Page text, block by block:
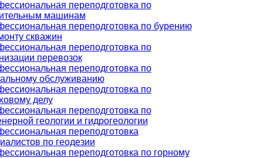
переподготовка по
машинам
переподготовка по бурению
скважин
переподготовка по
перевозок
переподготовка по
обслуживанию
переподготовка по
делу
переподготовка по
геологии и гидрогеологии
переподготовка
по геодезии
переподготовка по горному